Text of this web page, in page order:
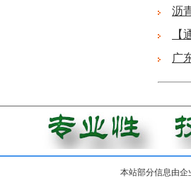
沥
广
本站部分信息由